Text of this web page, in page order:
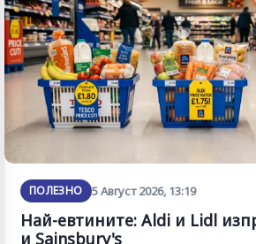
ПОЛЕЗНО 5 Август 2026, 13:19
Най-евтините: Aldi и Lidl
и Sainsbury's